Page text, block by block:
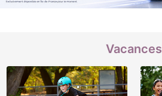
Vacances